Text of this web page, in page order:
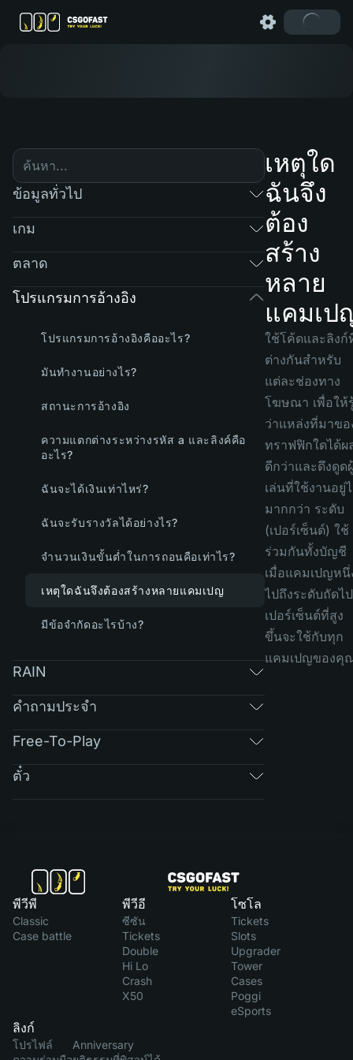
ข้อมูลทั่วไป
เกม
ตลาด
โปรแกรมการอ้างอิง
โปรแกรมการอ้างอิงคืออะไร?
มันทำงานอย่างไร?
สถานะการอ้างอิง
ความแตกต่างระหว่างรหัส a และลิงค์คือ
อะไร?
ฉันจะได้เงินเท่าไหร่?
ฉันจะรับรางวัลได้อย่างไร?
จำนวนเงินขั้นต่ำในการถอนคือเท่าไร?
เหตุใดฉันจึงต้องสร้างหลายแคมเปญ
มีข้อจำกัดอะไรบ้าง?
RAIN
คำถามประจำ
Free-To-Play
ตั๋ว
เหตุใด
ฉันจึง
ต้อง
สร้าง
หลาย
แคมเป
ใช้โค้ดและลิงก์
ต่างกันสำหรับ
แต่ละช่องทาง
โฆษณา เพื่อให้
ว่าแหล่งที่มาขอ
ทราฟฟิกใดได้ผ
ดีกว่าและดึงดูด
เล่นที่ใช้งานอยู่
มากกว่า ระดับ
(เปอร์เซ็นต์) ใช้
ร่วมกันทั้งบัญชี
เมื่อแคมเปญหนึ่
ไปถึงระดับถัดไป
เปอร์เซ็นต์ที่สูง
ขึ้นจะใช้กับทุก
แคมเปญของคุ
พีวีพี
Classic
Case battle
พีวีอี
ซีซัน
Tickets
Double
Hi Lo
Crash
X50
โซโล
Tickets
Slots
Upgrader
Tower
Cases
Poggi
eSports
ลิงก์
โปรไฟล์
Anniversary